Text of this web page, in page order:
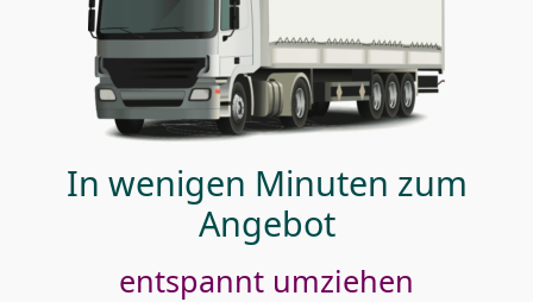
In wenigen Minuten zum
Angebot
entspannt umziehen